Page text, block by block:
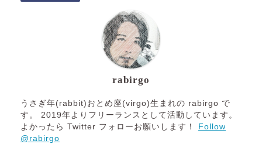
rabirgo
うさぎ年(rabbit)おとめ座(virgo)生まれの rabirgo で
す。 2019年よりフリーランスとして活動しています。
よかったら Twitter フォローお願いします！
Follow
@rabirgo